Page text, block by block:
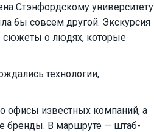
Стэнфордскому университету
бы совсем другой. Экскурсия
сюжеты о людях, которые
технологии,
офисы известных компаний, а
бренды. В маршруте — штаб-